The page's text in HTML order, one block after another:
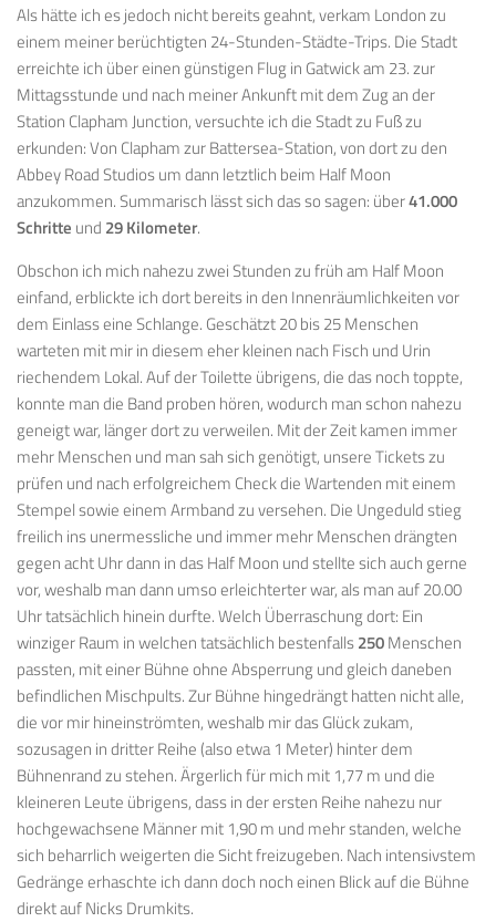
Als hätte ich es jedoch nicht bereits geahnt, verkam London zu
einem meiner berüchtigten 24-Stunden-Städte-Trips. Die Stadt
erreichte ich über einen günstigen Flug in Gatwick am 23. zur
Mittagsstunde und nach meiner Ankunft mit dem Zug an der
Station Clapham Junction, versuchte ich die Stadt zu Fuß zu
erkunden: Von Clapham zur Battersea-Station, von dort zu den
Abbey Road Studios um dann letztlich beim Half Moon
anzukommen. Summarisch lässt sich das so sagen: über41.000
Schritte und 29 Kilometer.
Obschon ich mich nahezu zwei Stunden zu früh am Half Moon
einfand, erblickte ich dort bereits in den Innenräumlichkeiten vor
dem Einlass eine Schlange. Geschätzt 20 bis 25 Menschen
warteten mit mir in diesem eher kleinen nach Fisch und Urin
riechendem Lokal. Auf der Toilette übrigens, die das noch toppte,
konnte man die Band proben hören, wodurch man schon nahezu
geneigt war, länger dort zu verweilen. Mit der Zeit kamen immer
mehr Menschen und man sah sich genötigt, unsere Tickets zu
prüfen und nach erfolgreichem Check die Wartenden mit einem
Stempel sowie einem Armband zu versehen. Die Ungeduld stieg
freilich ins unermessliche und immer mehr Menschen drängten
gegen acht Uhr dann in das Half Moon und stellte sich auch gerne
vor, weshalb man dann umso erleichterter war, als man auf 20.00
Uhr tatsächlich hinein durfte. Welch Überraschung dort: Ein
winziger Raum in welchen tatsächlich bestenfalls250Menschen
passten, mit einer Bühne ohne Absperrung und gleich daneben
befindlichen Mischpults. Zur Bühne hingedrängt hatten nicht alle,
die vor mir hineinströmten, weshalb mir das Glück zukam,
sozusagen in dritter Reihe (also etwa 1 Meter) hinter dem
Bühnenrand zu stehen. Ärgerlich für mich mit 1,77 m und die
kleineren Leute übrigens, dass in der ersten Reihe nahezu nur
hochgewachsene Männer mit 1,90 m und mehr standen, welche
sich beharrlich weigerten die Sicht freizugeben. Nach intensivstem
Gedränge erhaschte ich dann doch noch einen Blick auf die Bühne
direkt auf Nicks Drumkits.